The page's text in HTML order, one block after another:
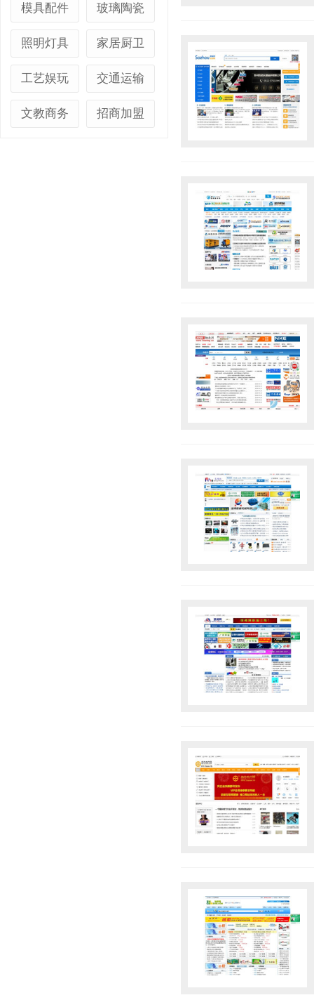
模具配件 玻璃陶瓷
照明灯具 家居厨卫
工艺娱玩 交通运输
文教商务 招商加盟